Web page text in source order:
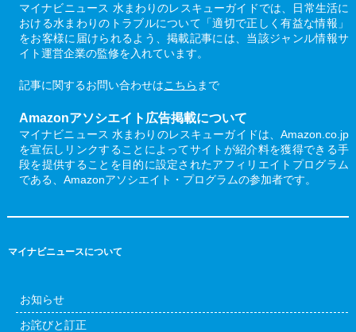
マイナビニュース 水まわりのレスキューガイドでは、日常生活に
おける水まわりのトラブルについて「適切で正しく有益な情報」
をお客様に届けられるよう、掲載記事には、当該ジャンル情報サ
イト運営企業の監修を入れています。
記事に関するお問い合わせはこちら まで
Amazonアソシエイト広告掲載について
マイナビニュース 水まわりのレスキューガイドは、Amazon.co.jp
を宣伝しリンクすることによってサイトが紹介料を獲得できる手
段を提供することを目的に設定されたアフィリエイトプログラム
である、Amazonアソシエイト・プログラムの参加者です。
マイナビニュースについて
お知らせ
お詫びと訂正